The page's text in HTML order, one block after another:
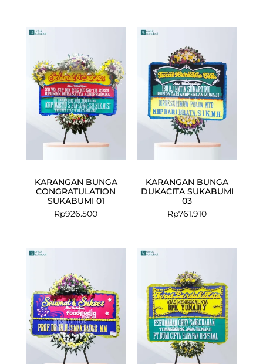
KARANGAN BUNGA
CONGRATULATION
SUKABUMI 01
Rp926.500
KARANGAN BUNGA
DUKACITA SUKABUMI
03
Rp761.910